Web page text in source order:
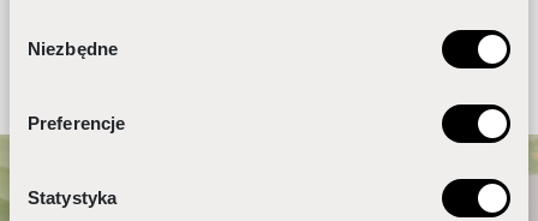
geograficznej z dokładnością nawet do kilku metrów
analizując charakteryzującego je zbiory danych
(fingerprinting, czyli wirtualny odcisk palca)
dane są przetwarzane oraz ustaw własne preferencje w
zgody
Niezbędne
Preferencje
StatystykaZgadzam się na przetwarzanie moich